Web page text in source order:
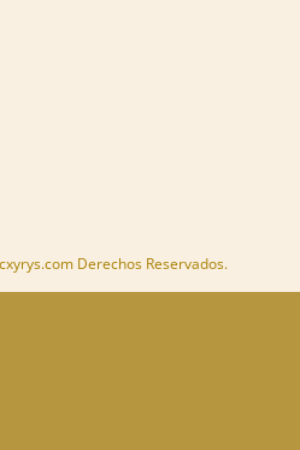
Derechos Reservados.